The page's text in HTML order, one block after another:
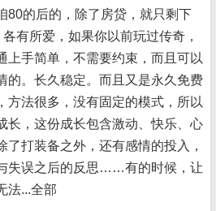
80的后的，除了房贷，就只剩下
有所爱，如果你以前玩过传奇，
上手简单，不需要约束，而且可以
的。长久稳定。而且又是永久免费
方法很多，没有固定的模式，所以
长，这份成长包含激动、快乐、心
打装备之外，还有感情的投入，
失误之后的反思……有的时候，让
法...全部